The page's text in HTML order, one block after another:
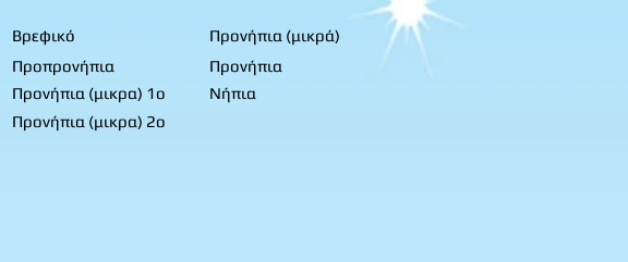
Βρεφικό
Προπρονήπια
Προνήπια (μικρα) 1ο
Προνήπια (μικρα) 2ο
Προνήπια (μικρά)
Προνήπια
Νήπια